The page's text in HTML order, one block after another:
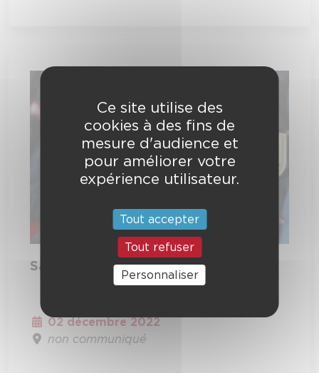
Sainte-Barbe Muret Massat
02 décembre 2022
non communiqué
Ce site utilise des
cookies à des fins de
mesure d'audience et
pour améliorer votre
expérience utilisateur.
Tout accepter
Tout refuser
Personnaliser